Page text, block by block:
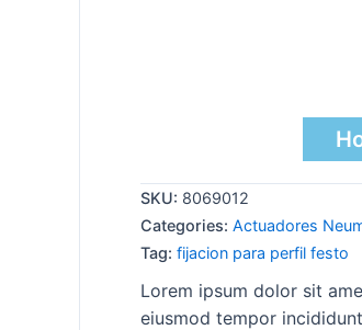
SKU: 8069012
Categories: Actuadores
Tag: fijacion para perfil festo
Lorem ipsum dolor sit
eiusmod tempor